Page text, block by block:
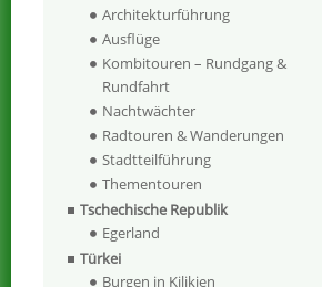
Architekturführung
Ausflüge
Kombitouren – Rundgang &
Rundfahrt
Nachtwächter
Radtouren & Wanderungen
Stadtteilführung
Thementouren
Tschechische Republik
Egerland
Türkei
Burgen in Kilikien